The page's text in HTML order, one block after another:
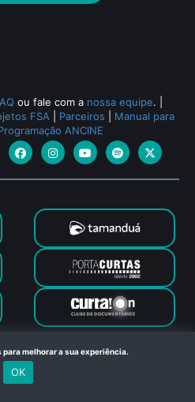
ou fale com a nossa equipe.
FSA Parceiros
Manual para
ANCINE
direitos reservados. Feito com
de Janeiro
melhorar a sua experiência.
OK